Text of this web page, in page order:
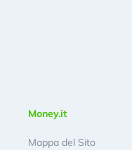
Money.it
Mappa del Sito